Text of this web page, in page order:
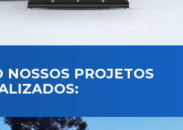
PROJETOS